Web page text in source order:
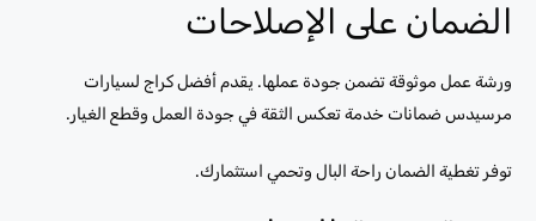
الضمان على الإصلاحات
ورشة عمل موثوقة تضمن جودة عملها. يقدم أفضل كراج لسيارات
مرسيدس ضمانات خدمة تعكس الثقة في جودة العمل وقطع الغيار.
توفر تغطية الضمان راحة البال وتحمي استثمارك.